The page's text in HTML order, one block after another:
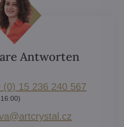
Antworten
(0) 15 236 240 567